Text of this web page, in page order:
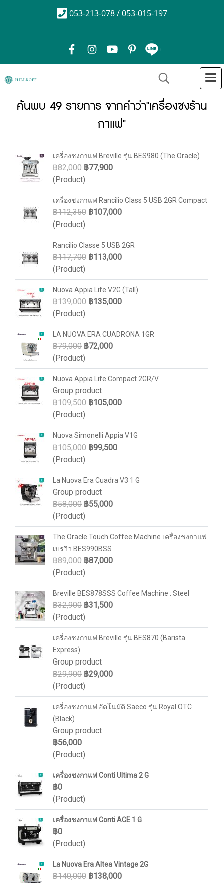
053-213-078 / 053-015-197
ค้นพบ 49 รายการ จากคำว่า"เครื่องชงร้าน
กาแฟ"
เครื่องชงกาแฟ Breville รุ่น BES980 (The Oracle)
฿82,000 ฿77,900
(Product)
เครื่องชงกาแฟ Rancilio Class 5 USB 2GR Compact
฿112,350 ฿107,000
(Product)
Rancilio Classe 5 USB 2GR
฿117,700 ฿113,000
(Product)
Nuova Appia Life V2G (Tall)
฿139,000 ฿135,000
(Product)
LA NUOVA ERA CUADRONA 1GR
฿79,000 ฿72,000
(Product)
Nuova Appia Life Compact 2GR/V
Group product
฿109,500 ฿105,000
(Product)
Nuova Simonelli Appia V1G
฿105,000 ฿99,500
(Product)
La Nuova Era Cuadra V3 1 G
Group product
฿58,000 ฿55,000
(Product)
The Oracle Touch Coffee Machine เครื่องชงกาแฟ
เบรวิว BES990BSS
฿89,000 ฿87,000
(Product)
Breville BES878SSS Coffee Machine : Steel
฿32,900 ฿31,500
(Product)
เครื่องชงกาแฟ Breville รุ่น BES870 (Barista
Express)
Group product
฿29,900 ฿29,000
(Product)
เครื่องชงกาแฟ อัตโนมัติ Saeco รุ่น Royal OTC
(Black)
Group product
฿56,000
(Product)
เครื่องชงกาแฟ Conti Ultima 2 G
฿0
(Product)
เครื่องชงกาแฟ Conti ACE 1 G
฿0
(Product)
La Nuova Era Altea Vintage 2G
฿140,000 ฿138,000